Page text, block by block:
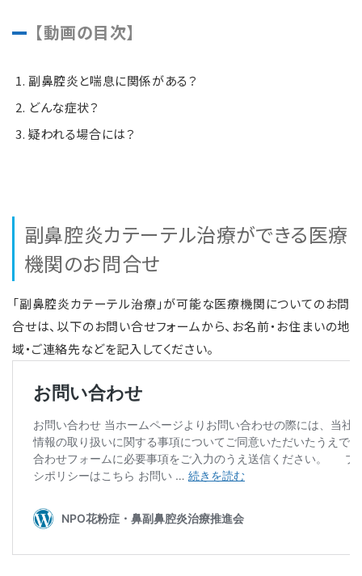
【動画の目次】
副鼻腔炎と喘息に関係がある？
どんな症状？
疑われる場合には？
副鼻腔炎カテーテル治療ができる医療
機関のお問合せ
「副鼻腔炎カテーテル治療」が可能な医療機関についてのお問
合せは、以下のお問い合せフォームから、お名前・お住まいの地
域・ご連絡先などを記入してください。